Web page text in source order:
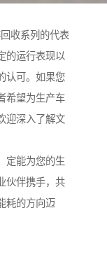
收系列的代表
的运行表现以
认可。如果您
希望为生产车
迎深入了解文
定能为您的生
伙伴携手，共
耗的方向迈